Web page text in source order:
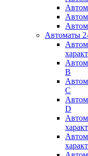
Автоматы
B
C
D